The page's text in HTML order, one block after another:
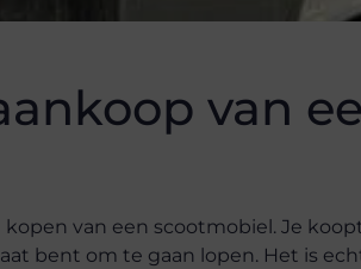
van
van een scootmobiel. Je
bent om te gaan lopen. Het is